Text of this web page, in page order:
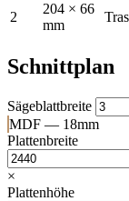
2
204 × 66
mm
Schnittplan
Sägeblattbreite
MDF — 18mm
Plattenbreite
×
Plattenhöhe